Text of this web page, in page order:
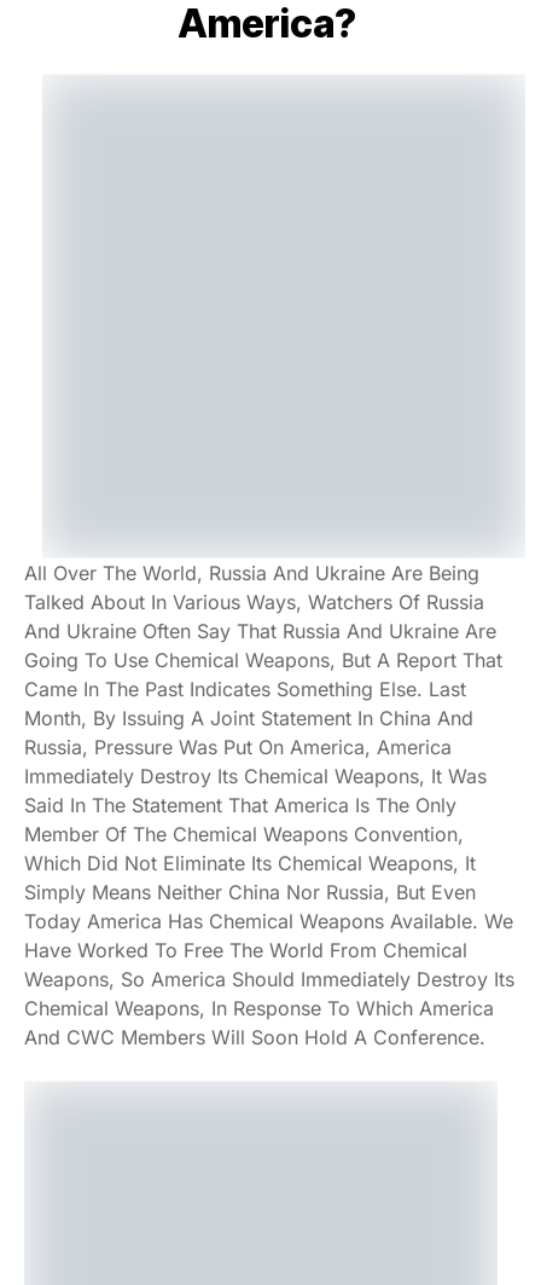
America?
All Over The World, Russia And Ukraine Are Being
Talked About In Various Ways, Watchers Of Russia
And Ukraine Often Say That Russia And Ukraine Are
Going To Use Chemical Weapons, But A Report That
Came In The Past Indicates Something Else. Last
Month, By Issuing A Joint Statement In China And
Russia, Pressure Was Put On America, America
Immediately Destroy Its Chemical Weapons, It Was
Said In The Statement That America Is The Only
Member Of The Chemical Weapons Convention,
Which Did Not Eliminate Its Chemical Weapons, It
Simply Means Neither China Nor Russia, But Even
Today America Has Chemical Weapons Available. We
Have Worked To Free The World From Chemical
Weapons, So America Should Immediately Destroy Its
Chemical Weapons, In Response To Which America
And CWC Members Will Soon Hold A Conference.